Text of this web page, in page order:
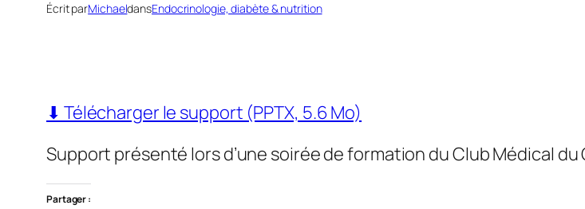
Écrit parMichaeldansEndocrinologie, diabète & nutrition
⬇ Télécharger le support (PPTX, 5.6 Mo)
Support présenté lors d’une soirée de formation du Club Médical du
Partager :